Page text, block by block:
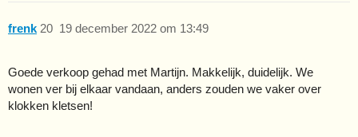
frenk 19 december 2022 om 13:49
20
Goede verkoop gehad met Martijn. Makkelijk, duidelijk. We
wonen ver bij elkaar vandaan, anders zouden we vaker over
klokken kletsen!